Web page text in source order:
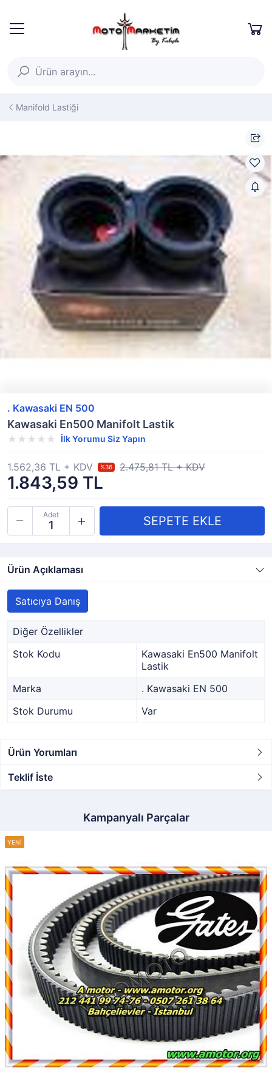
Manifold Lastiği
. Kawasaki EN 500
Kawasaki En500 Manifolt Lastik
İlk Yorumu Siz Yapın
1.843,59 TL
1.562,36 TL + KDV %36 2.475,81 TL + KDV
Adet
Ürün Açıklaması
Satıcıya Danış
Diğer Özellikler
Stok Kodu
Kawasaki En500 Manifolt
Lastik
Marka
. Kawasaki EN 500
Stok Durumu
Var
Ürün Yorumları
Teklif İste
Kampanyalı Parçalar